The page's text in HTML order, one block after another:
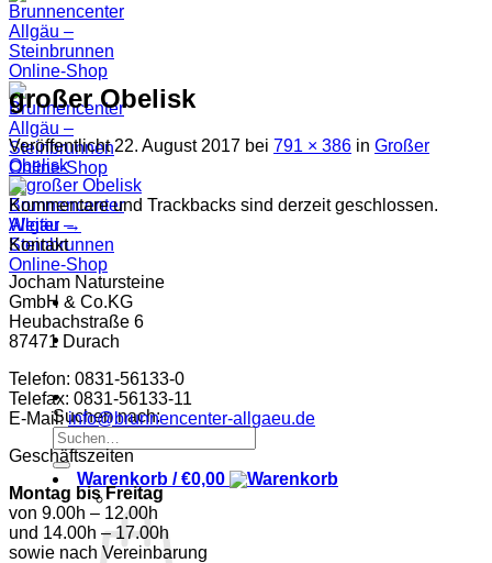
Suchen nach:
Warenkorb /€0,00
großer Obelisk
Veröffentlicht22. August 2017 bei 791 × 386 in Großer
Obelisk
Kommentare und Trackbacks sind derzeit geschlossen.
Weiter →
Kontakt
Jocham Natursteine
GmbH & Co.KG
Heubachstraße 6
87471 Durach
Telefon: 0831-56133-0
Telefax: 0831-56133-11
E-Mail:info@brunnencenter-allgaeu.de
Geschäftszeiten
Montag bis Freitag
von 9.00h – 12.00h
und 14.00h – 17.00h
sowie nach Vereinbarung